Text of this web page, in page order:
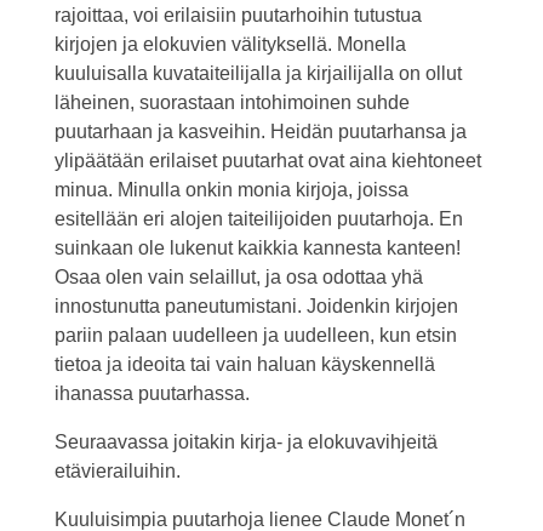
rajoittaa, voi erilaisiin puutarhoihin tutustua
kirjojen ja elokuvien välityksellä. Monella
kuuluisalla kuvataiteilijalla ja kirjailijalla on ollut
läheinen, suorastaan intohimoinen suhde
puutarhaan ja kasveihin. Heidän puutarhansa ja
ylipäätään erilaiset puutarhat ovat aina kiehtoneet
minua. Minulla onkin monia kirjoja, joissa
esitellään eri alojen taiteilijoiden puutarhoja. En
suinkaan ole lukenut kaikkia kannesta kanteen!
Osaa olen vain selaillut, ja osa odottaa yhä
innostunutta paneutumistani. Joidenkin kirjojen
pariin palaan uudelleen ja uudelleen, kun etsin
tietoa ja ideoita tai vain haluan käyskennellä
ihanassa puutarhassa.
Seuraavassa joitakin kirja- ja elokuvavihjeitä
etävierailuihin.
Kuuluisimpia puutarhoja lienee Claude Monet´n